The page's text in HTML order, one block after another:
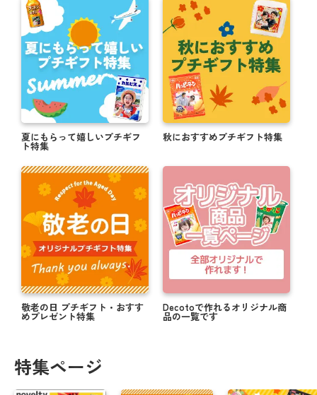
夏にもらって嬉しいプチギフ
ト特集
秋におすすめプチギフト特集
敬老の日 プチギフト・おすす
めプレゼント特集
Decotoで作れるオリジナル商
品の一覧です
特集ページ